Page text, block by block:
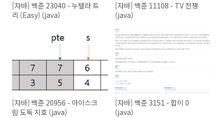
[자바] 백준 23040 - 누텔라 트
리 (Easy) (java)
[자바] 백준 11108 - TV 전쟁
(java)
[자바] 백준 20956 - 아이스크
림 도둑 지호 (java)
[자바] 백준 3151 - 합이 0
(java)